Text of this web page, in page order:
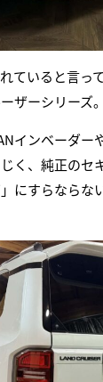
ていると言っ
ザーシリーズ。
インベーダー
く、純正のセ
にすらならな